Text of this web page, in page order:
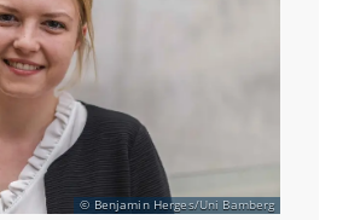
Benjamin Herges/Uni Bamberg